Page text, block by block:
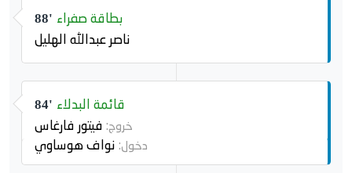
88' بطاقة صفراء
ناصر عبدالله الهليل
84' قائمة البدلاء
خروج: فيتور فارغاس
دخول: نواف هوساوي